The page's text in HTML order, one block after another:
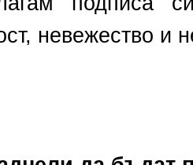
невежество и